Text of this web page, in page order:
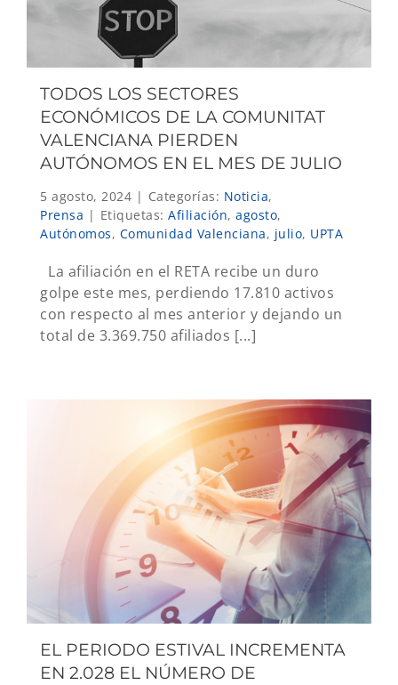
TODOS LOS SECTORES
ECONÓMICOS DE LA COMUNITAT
VALENCIANA PIERDEN
AUTÓNOMOS EN EL MES DE JULIO
5 agosto, 2024 | Categorías: Noticia,
Prensa | Etiquetas: Afiliación, agosto,
Autónomos, Comunidad Valenciana, julio, UPTA
La afiliación en el RETA recibe un duro
golpe este mes, perdiendo 17.810 activos
con respecto al mes anterior y dejando un
total de 3.369.750 afiliados [...]
EL PERIODO ESTIVAL INCREMENTA
EN 2.028 EL NÚMERO DE